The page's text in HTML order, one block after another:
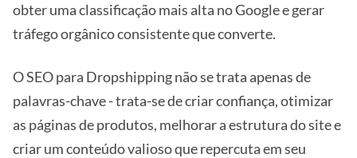
obter uma classificação mais alta no Google e gerar
tráfego orgânico consistente que converte.
O SEO para Dropshipping não se trata apenas de
palavras-chave - trata-se de criar confiança, otimizar
as páginas de produtos, melhorar a estrutura do site e
criar um conteúdo valioso que repercuta em seu